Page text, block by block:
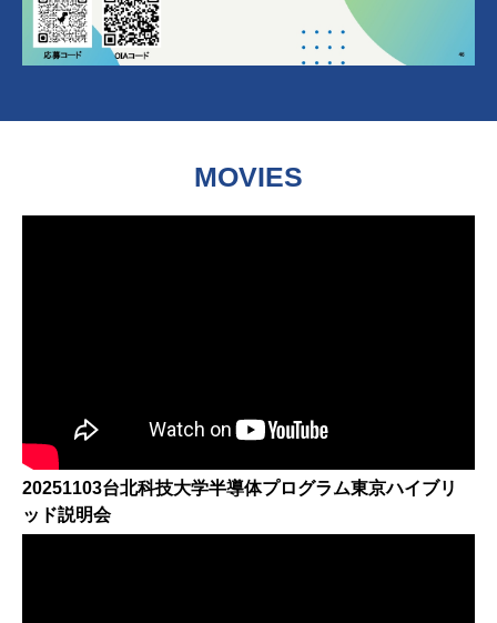
MOVIES
20251103台北科技大学半導体プログラム東京ハイブリ
ッド説明会